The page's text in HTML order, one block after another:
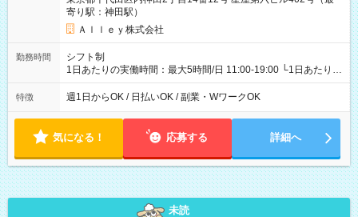
寄り駅：神田駅）
Ａｌｌｅｙ株式会社
勤務時間
シフト制
1日あたりの実働時間：最大5時間/日 11:00-19:00 └1日あたりの
実働時間：1-5時間 └上記の時間帯内であれば、いつでも勤務可
能！ └平日・土曜日の中で、お好きな曜日でご勤務いただけま
18:00 などのように、自由な働き方が可能なお仕事です！
特徴 週1日からOK / 日払いOK / 副業・WワークOK
気になる！ 応募する 詳細へ
未読